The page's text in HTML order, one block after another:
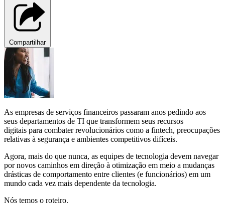
Compartilhar
As empresas de serviços financeiros passaram anos pedindo aos
seus departamentos de TI que transformem seus recursos
digitais para combater revolucionários como a fintech, preocupações
relativas à segurança e ambientes competitivos difíceis.
Agora, mais do que nunca, as equipes de tecnologia devem navegar
por novos caminhos em direção à otimização em meio a mudanças
drásticas de comportamento entre clientes (e funcionários) em um
mundo cada vez mais dependente da tecnologia.
Nós temos o roteiro.